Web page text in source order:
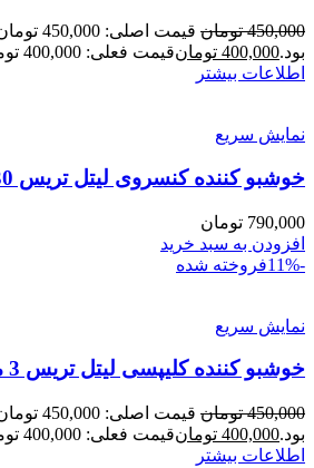
450,000 تومان
قیمت اصلی: 450,000
بود.400,000 تومانقیمت فعلی: 400,000 تومان.
اطلاعات بیشتر
نمایش سریع
خوشبو کننده کنسروی لیتل تریس 30 گرم (کارائیب)
790,000 تومان
افزودن به سبد خرید
-11%
فروخته شده
نمایش سریع
خوشبو کننده کلیپسی لیتل تریس 3 میلی لیتر (تابستان)
450,000 تومان
قیمت اصلی: 450,000
بود.400,000 تومانقیمت فعلی: 400,000 تومان.
اطلاعات بیشتر